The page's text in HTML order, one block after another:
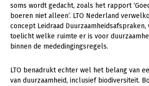
Geitenhouderij
Kalverhouderij
Konijnenhouderij
Paardenhouderij
Akkerbouw
Biologische Landbouw
Bollenteelt
Fruitteelt
Multifunctionele landbouw
Multifunctioneel
Vrouw en Bedrijf
Onderwerpen
Nieuwsabonnement
soms wordt gedacht, zoals het rapport
boeren niet alleen’. LTO Nederland
concept Leidraad Duurzaamheidsafspraken,
toelicht welke ruimte er is voor
binnen de mededingingsregels.
LTO benadrukt echter wel het belang van
van duurzaamheid, inclusief biodiversiteit.